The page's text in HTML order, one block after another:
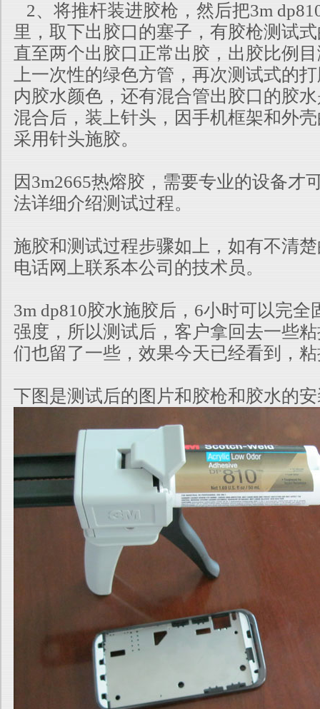
2、将推杆装进胶枪，然后把3m
里，取下出胶口的塞子，有胶枪测试
直至两个出胶口正常出胶，出胶比例
上一次性的绿色方管，再次测试式的
内胶水颜色，还有混合管出胶口的胶
混合后，装上针头，因手机框架和外
采用针头施胶。
因3m2665热熔胶，需要专业的设备才
法详细介绍测试过程。
施胶和测试过程步骤如上，如有不清
电话网上联系本公司的技术员。
3m dp810胶水施胶后，6小时可以完全
强度，所以测试后，客户拿回去一些
们也留了一些，效果今天已经看到，
下图是测试后的图片和胶枪和胶水的